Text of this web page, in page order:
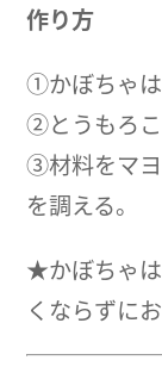
作り方
①かぼちゃは
②とうもろこ
③材料をマ
を調える。
★かぼちゃ
くならずに